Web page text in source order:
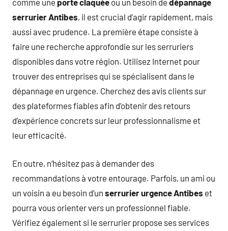
comme une porte claquée ou un besoin de dépannage
serrurier Antibes, il est crucial d’agir rapidement, mais
aussi avec prudence. La première étape consiste à
faire une recherche approfondie sur les serruriers
disponibles dans votre région. Utilisez Internet pour
trouver des entreprises qui se spécialisent dans le
dépannage en urgence. Cherchez des avis clients sur
des plateformes fiables afin d’obtenir des retours
d’expérience concrets sur leur professionnalisme et
leur efficacité.
En outre, n’hésitez pas à demander des
recommandations à votre entourage. Parfois, un ami ou
un voisin a eu besoin d’un serrurier urgence Antibes et
pourra vous orienter vers un professionnel fiable.
Vérifiez également si le serrurier propose ses services